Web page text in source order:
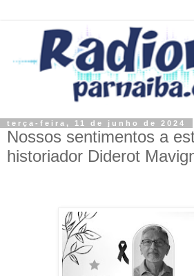
terça-feira, 11 de junho de 2024
Nossos sentimentos a
historiador Diderot